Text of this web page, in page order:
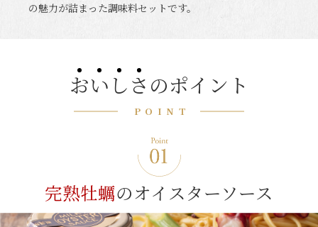
の魅力が詰まった調味料セットです。
おい しさ のポイント
POINT
完熟牡蠣のオイスターソース